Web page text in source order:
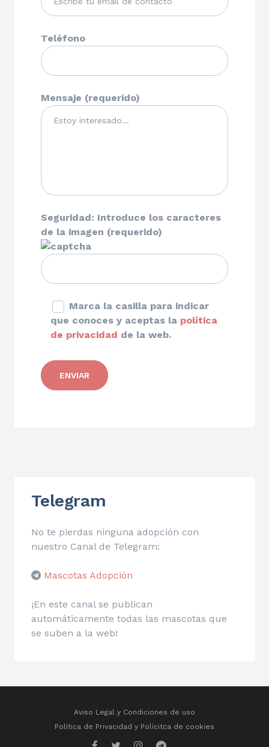
Teléfono
Mensaje (requerido)
Seguridad: Introduce los caracteres
de la imagen (requerido)
Marca la casilla para indicar
que conoces y aceptas la política
de privacidad de la web.
Telegram
No te pierdas ninguna adopción con
nuestro Canal de Telegram:
Mascotas Adopción
¡En este canal se publican
automáticamente todas las mascotas que
se suben a la web!
Aviso Legal y Condiciones de uso
Política de Privacidad y Polícitca de cookies